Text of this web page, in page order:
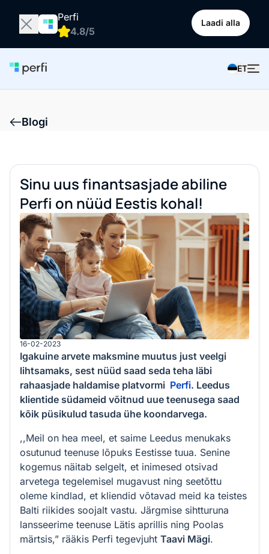
Perfi
4.8/5
Laadi alla
ET
Blogi
Sinu uus finantsasjade abiline
Perfi on nüüd Eestis kohal!
16-02-2023
Igakuine arvete maksmine muutus just veelgi
lihtsamaks, sest nüüd saad seda teha läbi
rahaasjade haldamise platvormi Perfi. Leedus
klientide südameid võitnud uue teenusega saad
kõik püsikulud tasuda ühe koondarvega.
,,Meil on hea meel, et saime Leedus menukaks
osutunud teenuse lõpuks Eestisse tuua. Senine
kogemus näitab selgelt, et inimesed otsivad
arvetega tegelemisel mugavust ning seetõttu
oleme kindlad, et kliendid võtavad meid ka teistes
Balti riikides soojalt vastu. Järgmise sihtturuna
lansseerime teenuse Lätis aprillis ning Poolas
märtsis,” rääkis Perfi tegevjuht Taavi Mägi.